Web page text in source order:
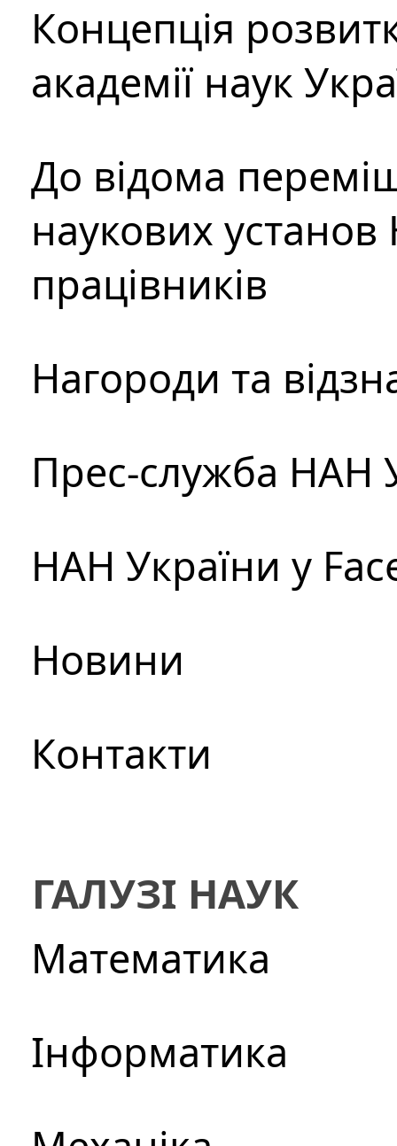
Концепція
академії наук
До відома
наукових установ
працівників
Нагороди та
Прес-служба НАН
НАН України у
Новини
Контакти
ГАЛУЗІ НАУК
Математика
Інформатика